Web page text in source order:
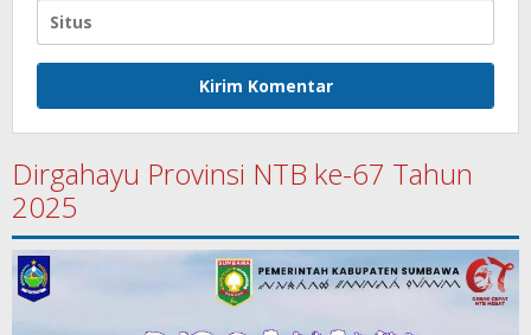
Dirgahayu Provinsi NTB ke-67 Tahun
2025